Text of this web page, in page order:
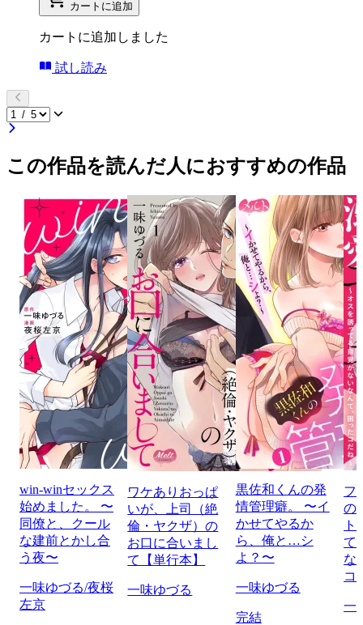
カートに追加
カートに追加しました
試し読み
この作品を読んだ人におすすめの作品
win-winセックス
始めました。 〜
同僚と、クール
な建前とかし合
う夜〜
一味ゆづる/夜桜
左京
ワケありおっぱ
いが、上司（絶
倫・ヤクザ）の
お口に合いまし
て【単行本】
一味ゆづる
黒佐和くんの発
情管理癖。 〜イ
かせてやるか
ら、俺と…シ
よ？〜
一味ゆづる
完結
フ
の
ト
て
な
コ
一